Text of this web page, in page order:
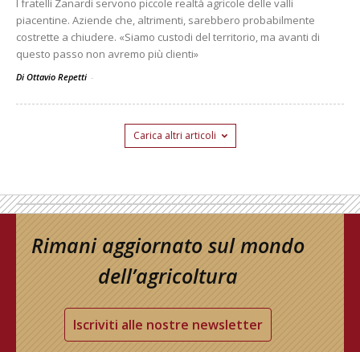
I fratelli Zanardi servono piccole realtà agricole delle valli
piacentine. Aziende che, altrimenti, sarebbero probabilmente
costrette a chiudere. «Siamo custodi del territorio, ma avanti di
questo passo non avremo più clienti»
Di Ottavio Repetti -
Carica altri articoli
Rimani aggiornato sul mondo
dell’agricoltura
Iscriviti alle nostre newsletter